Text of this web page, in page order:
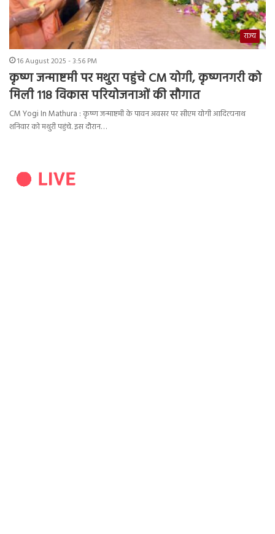
राज्य
16 August 2025 - 3:56 PM
कृष्ण जन्माष्टमी पर मथुरा पहुंचे CM योगी, कृष्णनगरी को
मिली 118 विकास परियोजनाओं की सौगात
CM Yogi In Mathura : कृष्ण जन्माष्टमी के पावन अवसर पर सीएम योगी आदित्यनाथ
शनिवार को मथुरी पहुंचे. इस दौरान…